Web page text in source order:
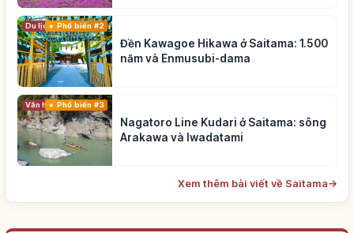
Du lịch Phổ biến #2
Đền Kawagoe Hikawa ở Saitama: 1.500
năm và Enmusubi-dama
Văn hóa truyền thống
Phổ biến #3
Nagatoro Line Kudari ở Saitama: sông
Arakawa và Iwadatami
Xem thêm bài viết về Saitama→